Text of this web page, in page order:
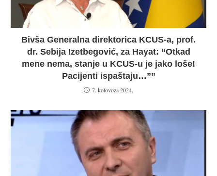
Bivša Generalna direktorica KCUS-a, prof.
dr. Sebija Izetbegović, za Hayat: “Otkad
mene nema, stanje u KCUS-u je jako loše!
Pacijenti ispaštaju…””
7. kolovoza 2024.